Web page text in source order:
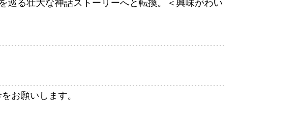
巡る壮大な神話ストーリーへと転換。＜興味がわい
お願いします。